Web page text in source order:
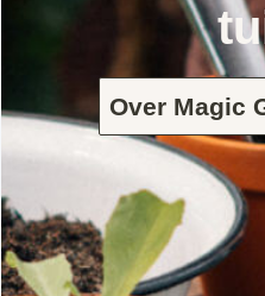
Over Magic